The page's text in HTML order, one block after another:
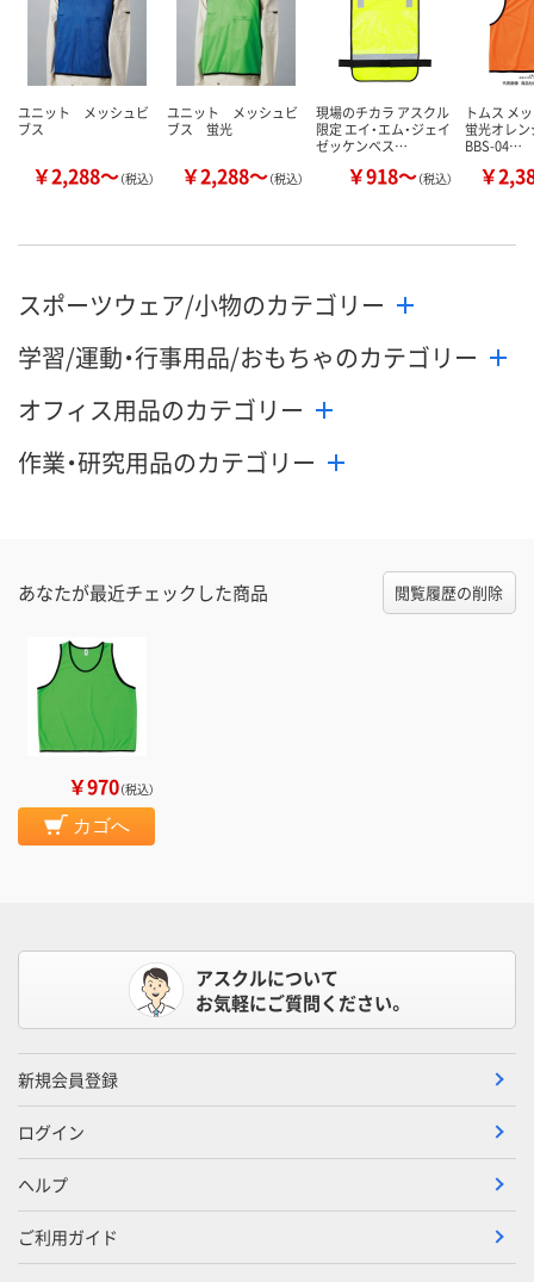
カゴへ カゴへ カ
ユニット メッシュビ
ブス
￥2,288～（税込）
ユニット メッシュビ
ブス 蛍光
￥2,288～（税込）
現場のチカラ アスクル
限定 エイ・エム・ジェイ
ゼッケンベス…
￥918～（税込）
トムス メ
蛍光オレン
BBS-04…
￥
スポーツウェア/小物のカテゴリー
学習/運動・行事用品/おもちゃのカテゴリー
オフィス用品のカテゴリー
作業・研究用品のカテゴリー
あなたが最近チェックした商品 閲覧履歴の削除
￥970（税込）
カゴへ
アスクルについて
お気軽にご質問ください。
新規会員登録
ログイン
ヘルプ
ご利用ガイド